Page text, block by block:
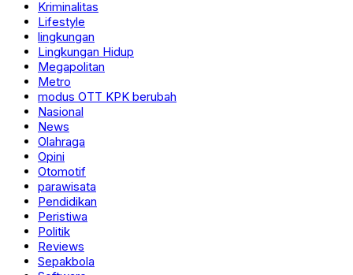
Kriminalitas
Lifestyle
lingkungan
Lingkungan Hidup
Megapolitan
Metro
modus OTT KPK berubah
Nasional
News
Olahraga
Opini
Otomotif
parawisata
Pendidikan
Peristiwa
Politik
Reviews
Sepakbola